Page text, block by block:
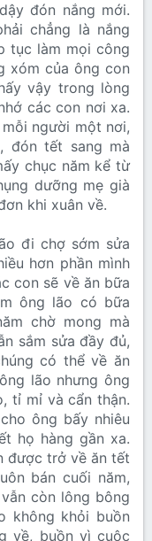
đón nắng mới.
chẳng là nắng
tục làm mọi công
xóm của ông con
vậy trong lòng
các con nơi xa.
người một nơi,
đón tết sang mà
chục năm kể từ
dưỡng mẹ già
khi xuân về.
đi chợ sớm sửa
hơn phần mình
con sẽ về ăn bữa
ông lão có bữa
chờ mong mà
sắm sửa đầy đủ,
có thể về ăn
lão nhưng ông
tỉ mỉ và cẩn thận.
ông bấy nhiêu
họ hàng gần xa.
được trở về ăn tết
bán cuối năm,
còn lông bông
không khỏi buồn
về, buồn vì cuộc